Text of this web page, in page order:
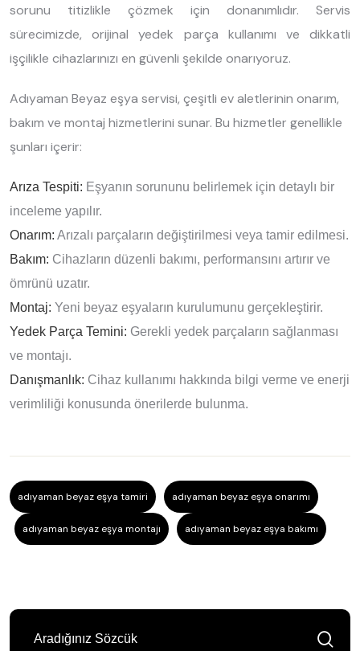
sorunu titizlikle çözmek için donanımlıdır. Servis
sürecimizde, orijinal yedek parça kullanımı ve dikkatli
işçilikle cihazlarınızı en güvenli şekilde onarıyoruz.
Adıyaman Beyaz eşya servisi, çeşitli ev aletlerinin onarım,
bakım ve montaj hizmetlerini sunar. Bu hizmetler genellikle
şunları içerir:
Arıza Tespiti: Eşyanın sorununu belirlemek için detaylı bir
inceleme yapılır.
Onarım: Arızalı parçaların değiştirilmesi veya tamir edilmesi.
Bakım: Cihazların düzenli bakımı, performansını artırır ve
ömrünü uzatır.
Montaj: Yeni beyaz eşyaların kurulumunu gerçekleştirir.
Yedek Parça Temini: Gerekli yedek parçaların sağlanması
ve montajı.
Danışmanlık: Cihaz kullanımı hakkında bilgi verme ve enerji
verimliliği konusunda önerilerde bulunma.
adıyaman beyaz eşya tamiri adıyaman beyaz eşya onarımı
adıyaman beyaz eşya montajı adıyaman beyaz eşya bakımı